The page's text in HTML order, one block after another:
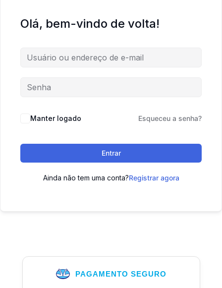
Olá, bem-vindo de volta!
Manter logado Esqueceu a senha?
Entrar
Ainda não tem uma conta?Registrar agora
PAGAMENTO SEGURO